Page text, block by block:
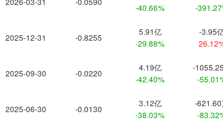
2025-12-31
2025-09-30
2025-06-30
-40.66%
-
-0.8255
5.91亿
-29.88%
-3.95
-0.0220
4.19亿
-42.40%
-
-
-0.0130
3.12亿
-38.03%
-
-